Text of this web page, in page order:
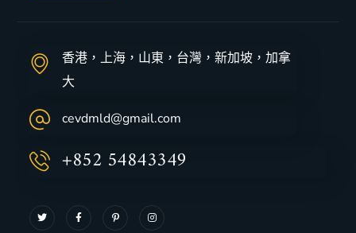
香港，上海，山東，台灣，新加坡，加拿
大
cevdmld@gmail.com
+852 54843349